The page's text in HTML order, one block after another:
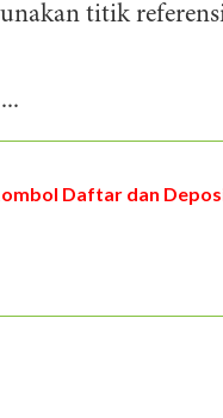
titik
Daftar dan